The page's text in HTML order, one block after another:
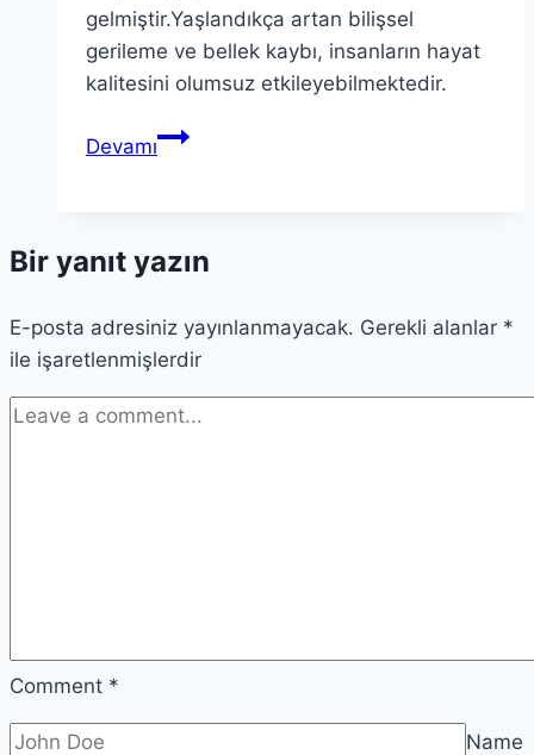
gelmiştir.Yaşlandıkça artan bilişsel
gerileme ve bellek kaybı, insanların hayat
kalitesini olumsuz etkileyebilmektedir.
DevamıHafızayı
Kokuların
Bir yanıt yazın
E-posta adresiniz yayınlanmayacak. Gerekli alanlar *
ile işaretlenmişlerdir
Comment *
Name